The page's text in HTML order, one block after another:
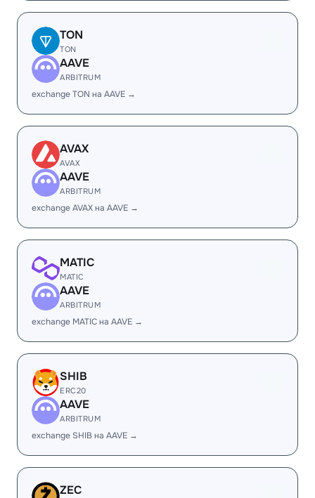
TON
TON
AAVE
ARBITRUM
exchange TON на AAVE →
AVAX
AVAX
AAVE
ARBITRUM
exchange AVAX на AAVE →
MATIC
MATIC
AAVE
ARBITRUM
exchange MATIC на AAVE →
SHIB
ERC20
AAVE
ARBITRUM
exchange SHIB на AAVE →
ZEC